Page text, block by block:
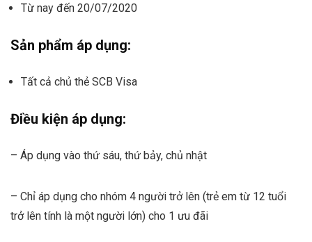
Từ nay đến 20/07/2020
Sản phẩm áp dụng:
Tất cả chủ thẻ SCB Visa
Điều kiện áp dụng:
– Áp dụng vào thứ sáu, thứ bảy, chủ nhật
– Chỉ áp dụng cho nhóm 4 người trở lên (trẻ em từ 12 tuổi
trở lên tính là một người lớn) cho 1 ưu đãi